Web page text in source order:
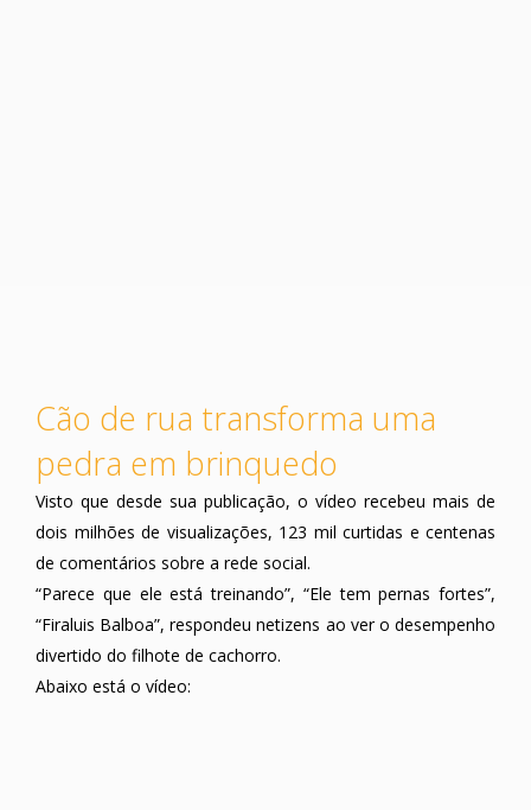
Cão de rua transforma uma
pedra em brinquedo
Visto que desde sua publicação, o vídeo recebeu mais de
dois milhões de visualizações, 123 mil curtidas e centenas
de comentários sobre a rede social.
“Parece que ele está treinando”, “Ele tem pernas fortes”,
“Firaluis Balboa”, respondeu netizens ao ver o desempenho
divertido do filhote de cachorro.
Abaixo está o vídeo: